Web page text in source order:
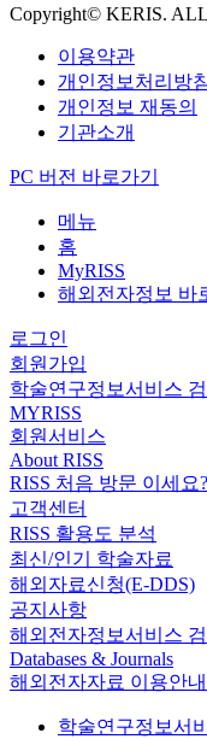
Copyright© KERIS.
이용약관
개인정보처리방
개인정보 재동의
기관소개
PC 버전 바로가기
메뉴
홈
MyRISS
해외전자정보 바
로그인
회원가입
학술연구정보서비스
MYRISS
회원서비스
About RISS
RISS 처음 방문 이세요?
고객센터
RISS 활용도 분석
최신/인기 학술자료
해외자료신청(E-DDS)
공지사항
해외전자정보서비스
Databases & Journals
해외전자자료 이용안내
학술연구정보서